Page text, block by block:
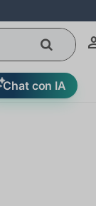
Chat con IA